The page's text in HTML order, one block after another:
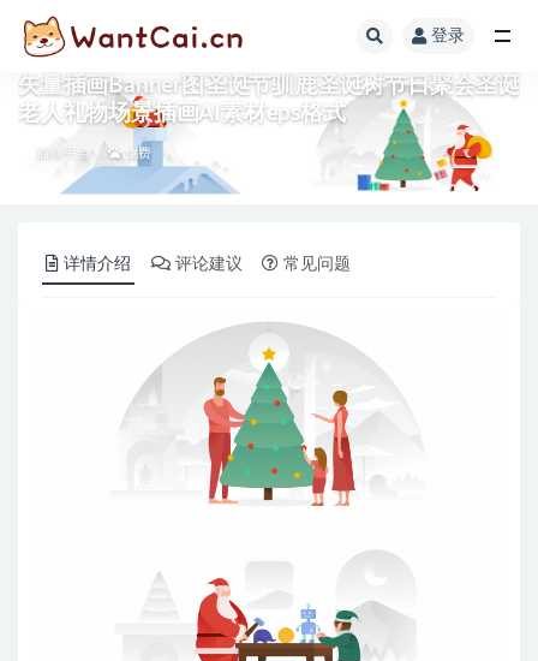
登录
矢量插画Banner图圣诞节驯鹿圣诞树节日聚会圣诞
老人礼物场景插画AI素材eps格式
插画手绘 免费
详情介绍 评论建议 常见问题